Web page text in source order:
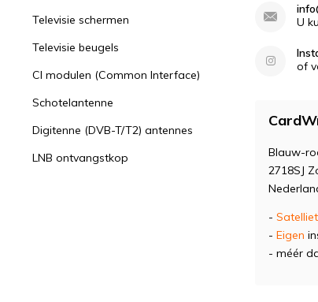
Televisie schermen
Televisie beugels
CI modulen (Common Interface)
Schotelantenne
Digitenne (DVB-T/T2) antennes
LNB ontvangstkop
U
of
Blauw-
2718SJ
- Satelliet
- Eigen
- méér